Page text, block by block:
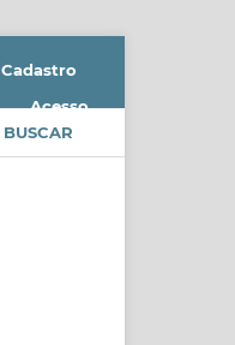
BUSCAR
Cadastro
Acesso